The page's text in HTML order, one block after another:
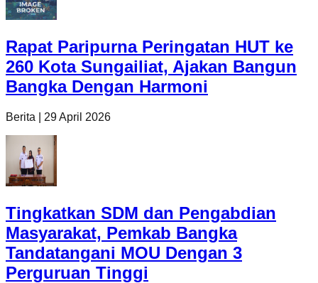
Rapat Paripurna Peringatan HUT ke
260 Kota Sungailiat, Ajakan Bangun
Bangka Dengan Harmoni
Berita 29 April 2026
Tingkatkan SDM dan Pengabdian
Masyarakat, Pemkab Bangka
Tandatangani MOU Dengan 3
Perguruan Tinggi